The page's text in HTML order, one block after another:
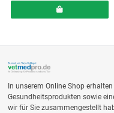
In unserem Online Shop
Gesundheitsprodukten sowie
wir für Sie zusammengestellt